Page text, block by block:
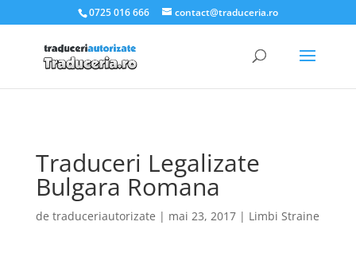
.et_pb_slider_container_inner { padding:0; }
0725 016 666 contact@traduceria.ro
Traduceri Legalizate
Bulgara Romana
de traduceriautorizate | mai 23, 2017| Limbi Straine